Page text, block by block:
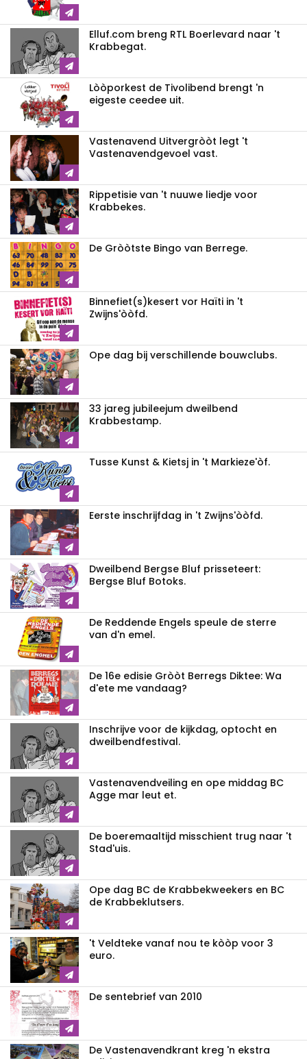
Elluf.com breng RTL Boerlevard naar 't
Krabbegat.
Lòòporkest de Tivolibend brengt 'n
eigeste ceedee uit.
Vastenavend Uitvergròòt legt 't
Vastenavendgevoel vast.
Rippetisie van 't nuuwe liedje voor
Krabbekes.
De Gròòtste Bingo van Berrege.
Binnefiet(s)kesert vor Haïti in 't
Zwijns'òòfd.
Ope dag bij verschillende bouwclubs.
33 jareg jubileejum dweilbend
Krabbestamp.
Tusse Kunst & Kietsj in 't Markieze'òf.
Eerste inschrijfdag in 't Zwijns'òòfd.
Dweilbend Bergse Bluf prisseteert:
Bergse Bluf Botoks.
De Reddende Engels speule de sterre
van d'n emel.
De 16e edisie Gròòt Berregs Diktee: Wa
d'ete me vandaag?
Inschrijve voor de kijkdag, optocht en
dweilbendfestival.
Vastenavendveiling en ope middag BC
Agge mar leut et.
De boeremaaltijd misschient trug naar 't
Stad'uis.
Ope dag BC de Krabbekweekers en BC
de Krabbeklutsers.
't Veldteke vanaf nou te kòòp voor 3
euro.
De sentebrief van 2010
De Vastenavendkrant kreg 'n ekstra